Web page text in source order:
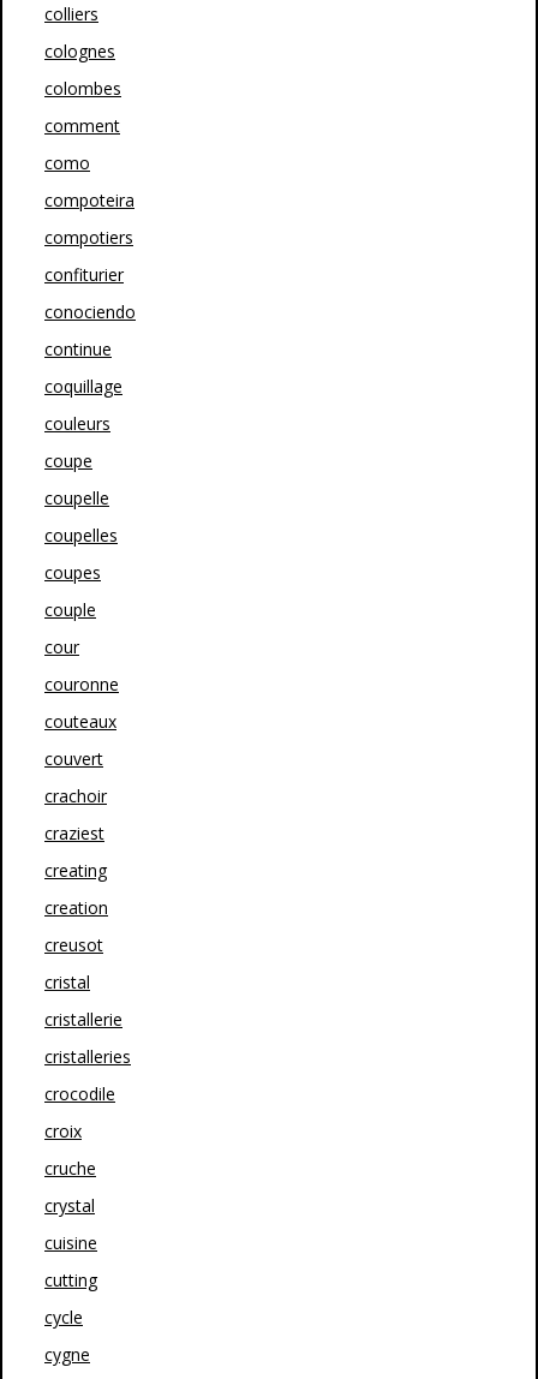
colliers
colognes
colombes
comment
como
compoteira
compotiers
confiturier
conociendo
continue
coquillage
couleurs
coupe
coupelle
coupelles
coupes
couple
cour
couronne
couteaux
couvert
crachoir
craziest
creating
creation
creusot
cristal
cristallerie
cristalleries
crocodile
croix
cruche
crystal
cuisine
cutting
cycle
cygne